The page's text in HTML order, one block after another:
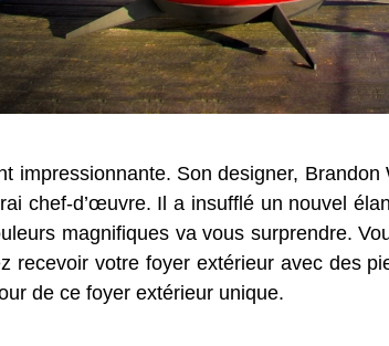
impressionnante. Son designer,
chef-d’œuvre. Il a insufflé un nouvel
magnifiques va vous surprendre.
recevoir votre foyer extérieur avec des
de ce foyer extérieur unique.